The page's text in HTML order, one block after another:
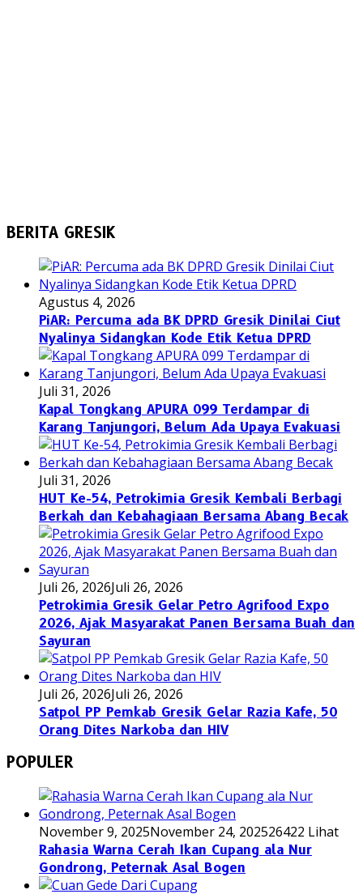
BERITA GRESIK
Agustus 4, 2026
PiAR: Percuma ada BK DPRD Gresik Dinilai Ciut
Nyalinya Sidangkan Kode Etik Ketua DPRD
Juli 31, 2026
Kapal Tongkang APURA 099 Terdampar di
Karang Tanjungori, Belum Ada Upaya Evakuasi
Juli 31, 2026
HUT Ke-54, Petrokimia Gresik Kembali Berbagi
Berkah dan Kebahagiaan Bersama Abang Becak
Juli 26, 2026Juli 26, 2026
Petrokimia Gresik Gelar Petro Agrifood Expo
2026, Ajak Masyarakat Panen Bersama Buah dan
Sayuran
Juli 26, 2026Juli 26, 2026
Satpol PP Pemkab Gresik Gelar Razia Kafe, 50
Orang Dites Narkoba dan HIV
POPULER
November 9, 2025November 24, 202526422 Lihat
Rahasia Warna Cerah Ikan Cupang ala Nur
Gondrong, Peternak Asal Bogen